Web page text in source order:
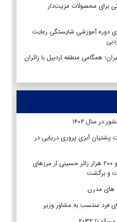
برای محصولات مزیت‌دار
دوره آموزشی شایستگی رعایت
همگامی منطقه اردبیل با زائران
پشتیان آبزی پروری دریایی در
ثبت تردد بیش از ۵ میلیون و ۲۰۰ هزار زائر حسینی از مرزهای
و برگشت
مدرن
فرد منتسب به مشاور وزیر